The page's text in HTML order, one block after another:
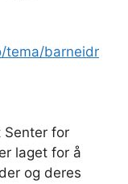
tema/barneidr
Senter for
laget for å
og deres